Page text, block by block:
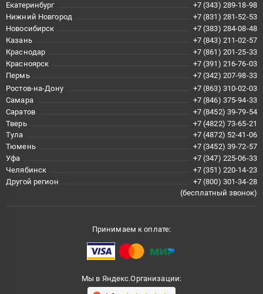
Екатеринбург
+7 (343) 289-18-98
Нижний Новгород
+7 (831) 281-52-53
Новосибирск
+7 (383) 284-08-48
Казань
+7 (843) 211-02-57
Краснодар
+7 (861) 201-25-33
Красноярск
+7 (391) 216-76-03
Пермь
+7 (342) 207-98-33
Ростов-на-Дону
+7 (863) 310-02-03
Самара
+7 (846) 375-94-33
Саратов
+7 (8452) 39-79-54
Тверь
+7 (4822) 73-65-21
Тула
+7 (4872) 52-41-06
Тюмень
+7 (3452) 39-72-57
Уфа
+7 (347) 225-06-33
Челябинск
+7 (351) 220-14-23
Другой регион
+7 (800) 301-34-28
(бесплатный звонок)
Принимаем к оплате:
Мы в Яндекс.Организации: